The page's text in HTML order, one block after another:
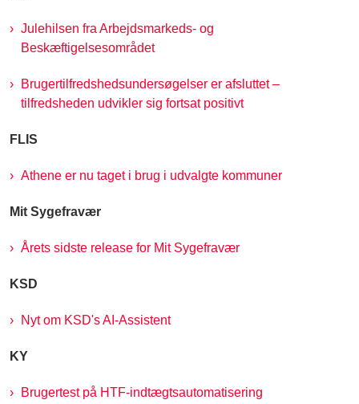
Julehilsen fra Arbejdsmarkeds- og
Beskæftigelsesområdet
Brugertilfredshedsundersøgelser er afsluttet –
tilfredsheden udvikler sig fortsat positivt
FLIS
Athene er nu taget i brug i udvalgte kommuner
Mit Sygefravær
Årets sidste release for Mit Sygefravær
KSD
Nyt om KSD's AI-Assistent
KY
Brugertest på HTF-indtægtsautomatisering